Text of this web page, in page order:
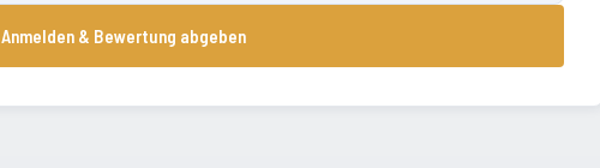
Anmelden & Bewertung abgeben